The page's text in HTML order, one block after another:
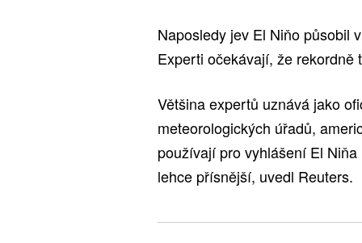
Naposledy jev El Niňo působil
Experti očekávají, že
Většina expertů uznává jako
meteorologických úřadů,
používají pro vyhlášení El
lehce přísnější, uvedl Reuters.